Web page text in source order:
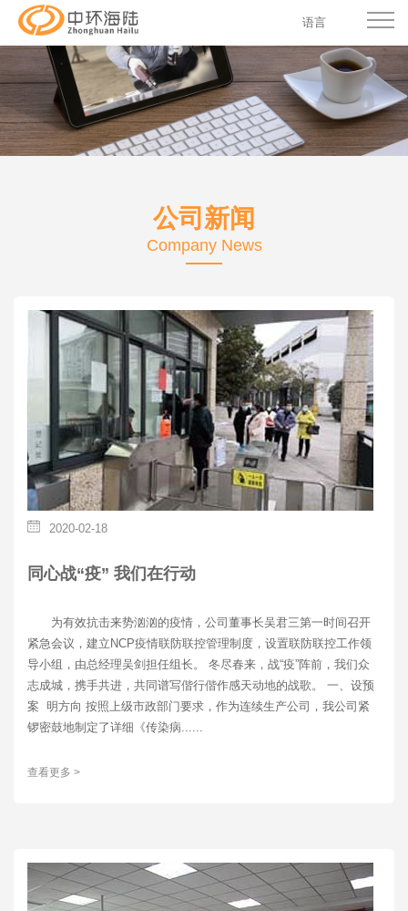
语言
公司新闻
Company News
2020-02-18
同心战“疫” 我们在行动
为有效抗击来势汹汹的疫情，公司董事长吴君三第一时间召开
紧急会议，建立NCP疫情联防联控管理制度，设置联防联控工作领
导小组，由总经理吴剑担任组长。 冬尽春来，战“疫”阵前，我们众
志成城，携手共进，共同谱写偕行偕作感天动地的战歌。 一、设预
案 明方向 按照上级市政部门要求，作为连续生产公司，我公司紧
锣密鼓地制定了详细《传染病......
查看更多 >